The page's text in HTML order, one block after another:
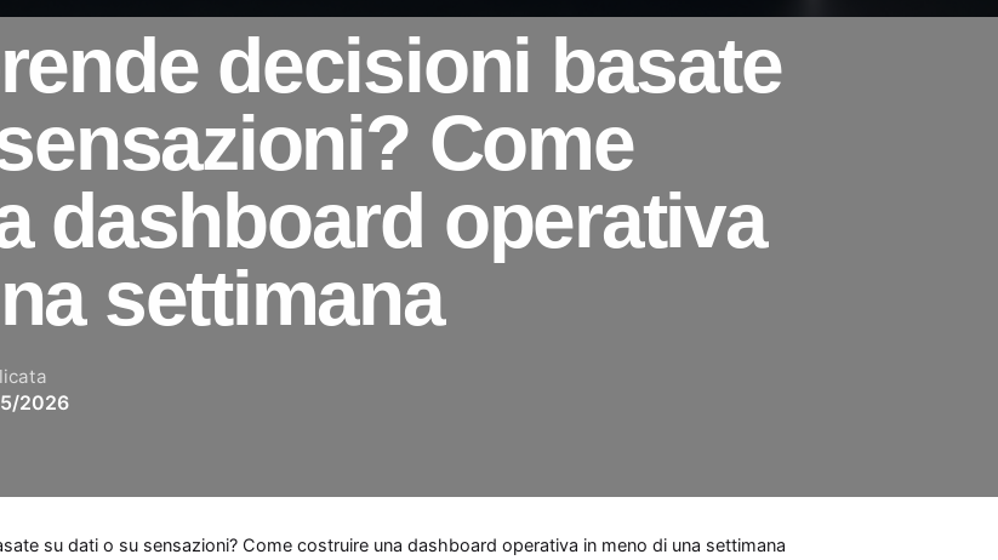
decisioni basate
Come
dashboard operativa
settimana
2026
su dati o su sensazioni? Come costruire una dashboard operativa in meno di una settimana